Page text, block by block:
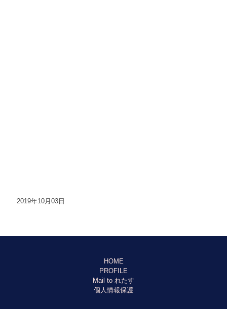
2019年10月03日
HOME
PROFILE
Mail to れたす
個人情報保護